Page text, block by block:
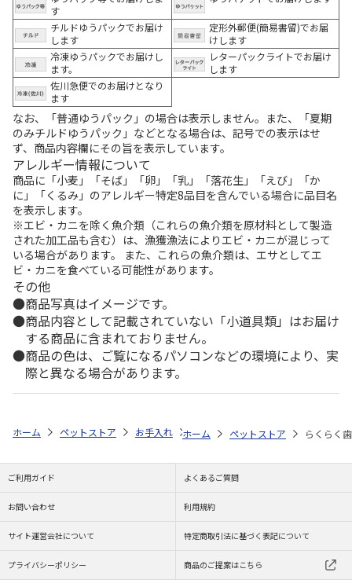
す
チルドゆうパックでお届け
します
定形外郵便(簡易書留)でお届
けします
冷凍ゆうパックでお届けし
ます。
レターパックライトでお届け
します
佐川急便でのお届けとなり
ます
なお、「普通ゆうパック」の場合は表示しません。また、「夏期
のみチルドゆうパック」などとなる場合は、記号での表示はせ
ず、商品内容欄にその旨を表示しています。
アレルギー情報について
商品に「小麦」「そば」「卵」「乳」「落花生」「えび」「か
に」「くるみ」のアレルギー特定8品目を含んでいる場合に品目名
を表示します。
※エビ・カニを除く魚介類（これらの魚介類を原材料として製造
された加工品も含む）は、漁獲漁法によりエビ・カニが混じって
いる場合があります。 また、これらの魚介類は、エサとしてエ
ビ・カニを食べている可能性があります。
その他
商品写真はイメージです。
商品内容として記載されていない「小道具類」はお届け
する商品に含まれておりません。
商品の色は、ご覧になるパソコンなどの環境により、実
際と異なる場合があります。
ホーム ペットストア お手入れ デンタル用品（猫用） らくらく
ホーム ペットストア らくらく
ご利用ガイド よくあるご質問
お問い合わせ 利用規約
サイト運営会社について 特定商取引法に基づく表記について
プライバシーポリシー 商品のご提案はこちら